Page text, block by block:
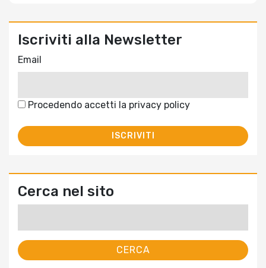
Iscriviti alla Newsletter
Email
Procedendo accetti la privacy policy
Cerca nel sito